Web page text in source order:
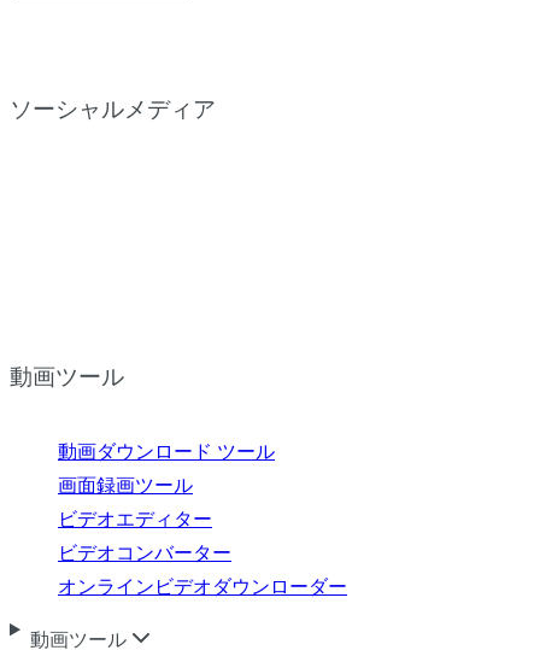
ソーシャルメディア
動画ツール
動画ダウンロード ツール
画面録画ツール
ビデオエディター
ビデオコンバーター
オンラインビデオダウンローダー
動画ツール